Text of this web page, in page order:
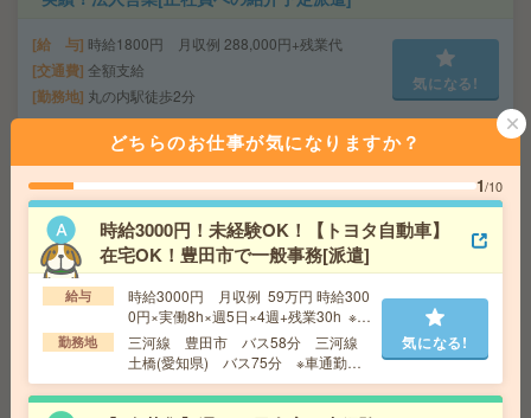
給 与 時給1800円 月収例 288,000円+残業代
交通費 全額支給
勤務地 丸の内駅徒歩2分
気になる!
高時給！車通勤OK！平日休み！日勤のお仕事！自動車の
整備業務[派遣]
給 与 時給1800円 【月収例】264000円以上
交通費 交通費支給有り
勤務地 尾張一宮駅～車10分 ※車通勤・バイク通勤O
時給1550円＊＼人気の17時まで／校正経験活かせる＊雑
誌や冊子編集のお仕事[派遣]
どちらのお仕事が気になりますか？
1/10
時給3000円！未経験OK！【トヨタ自動車】
在宅OK！豊田市で一般事務[派遣]
給与
時給3000円 月収例 59万円 時給300
0円×実働8h×週5日×4週+残業30h ※月
収例を保証するものではありません。
勤務地
三河線 豊田市 バス58分 三河線
土橋(愛知県) バス75分 ※車通勤可
能
気になる!